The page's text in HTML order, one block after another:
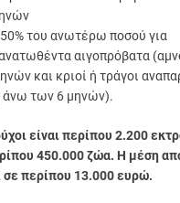
50% του ανωτέρω ποσού για
αιγοπρόβατα
και κριοί ή τράγοι
άνω των 6 μηνών).
είναι περίπου 2.200
450.000 ζώα. Η μέση
σε περίπου 13.000 ευρώ.